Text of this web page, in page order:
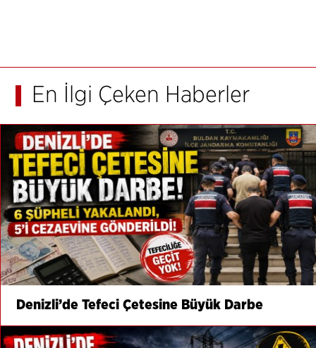
En İlgi Çeken Haberler
Denizli’de Tefeci Çetesine Büyük Darbe